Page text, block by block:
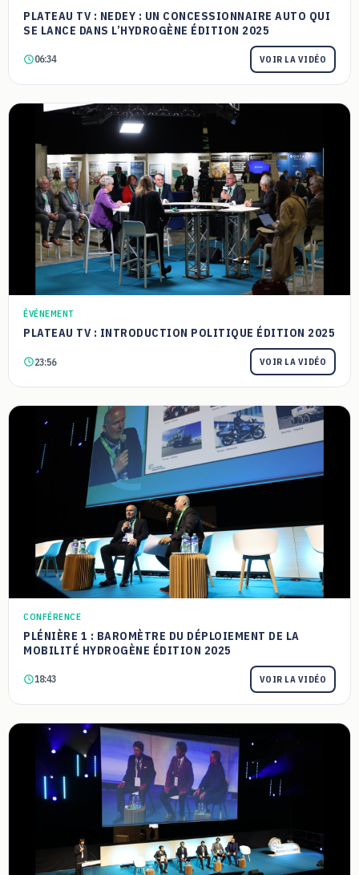
PLATEAU TV : NEDEY : UN CONCESSIONNAIRE AUTO QUI
SE LANCE DANS L’HYDROGÈNE ÉDITION 2025
06:34 VOIR LA VIDÉO
ÉVÉNEMENT
PLATEAU TV : INTRODUCTION POLITIQUE ÉDITION 2025
23:56 VOIR LA VIDÉO
CONFÉRENCE
PLÉNIÈRE 1 : BAROMÈTRE DU DÉPLOIEMENT DE LA
MOBILITÉ HYDROGÈNE ÉDITION 2025
18:43 VOIR LA VIDÉO